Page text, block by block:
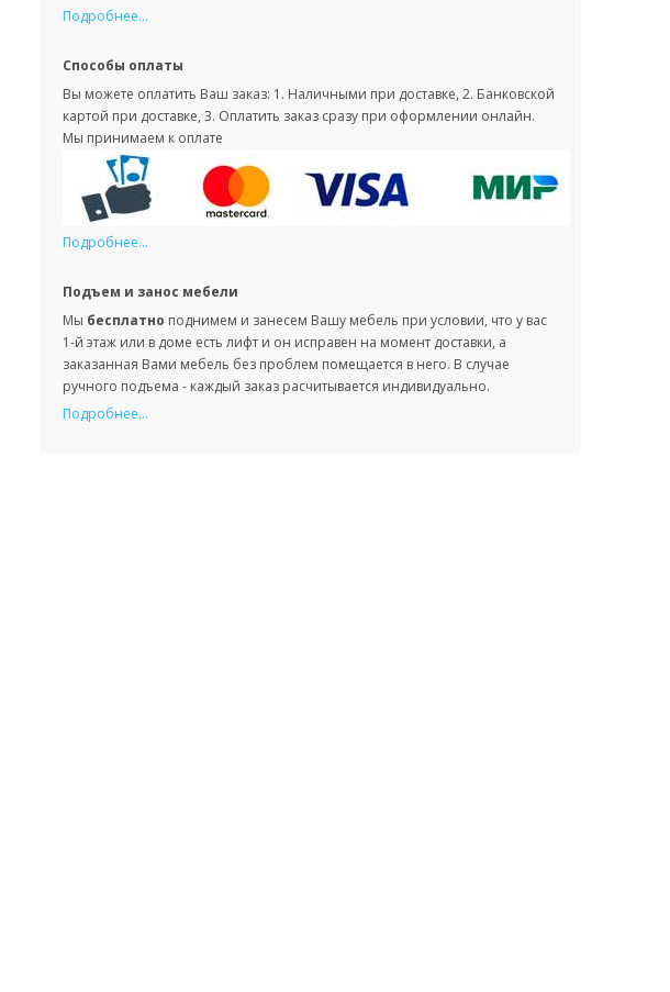
Подробнее...
Способы оплаты
Вы можете оплатить Ваш заказ: 1. Наличными при доставке, 2. Банковской
картой при доставке, 3. Оплатить заказ сразу при оформлении онлайн.
Мы принимаем к оплате
Подробнее...
Подъем и занос мебели
Мы бесплатно поднимем и занесем Вашу мебель при условии, что у вас
1-й этаж или в доме есть лифт и он исправен на момент доставки, а
заказанная Вами мебель без проблем помещается в него. В случае
ручного подъема - каждый заказ расчитывается индивидуально.
Подробнее...